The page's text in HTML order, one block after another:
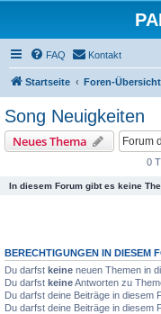
FAQ Kontakt
Startseite Foren-Übersicht
Song Neuigkeiten
Neues Thema
0
In diesem Forum gibt es keine
BERECHTIGUNGEN IN DIESEM
Du darfst keine neuen Themen in
Du darfst keineAntworten zu
Du darfst deine Beiträge in diesem
Du darfst deine Beiträge in diesem